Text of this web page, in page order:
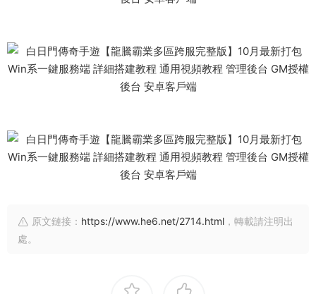
原文鏈接： https://www.he6.net/2714.html ，轉載請注明出
處。